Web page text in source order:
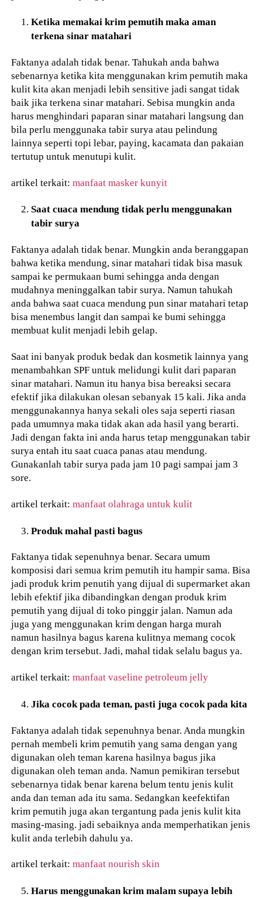
Ketika memakai krim pemutih maka aman
terkena sinar matahari
Faktanya adalah tidak benar. Tahukah anda bahwa
sebenarnya ketika kita menggunakan krim pemutih maka
kulit kita akan menjadi lebih sensitive jadi sangat tidak
baik jika terkena sinar matahari. Sebisa mungkin anda
harus menghindari paparan sinar matahari langsung dan
bila perlu menggunaka tabir surya atau pelindung
lainnya seperti topi lebar, paying, kacamata dan pakaian
tertutup untuk menutupi kulit.
artikel terkait:manfaat masker kunyit
Saat cuaca mendung tidak perlu menggunakan
tabir surya
Faktanya adalah tidak benar. Mungkin anda beranggapan
bahwa ketika mendung, sinar matahari tidak bisa masuk
sampai ke permukaan bumi sehingga anda dengan
mudahnya meninggalkan tabir surya. Namun tahukah
anda bahwa saat cuaca mendung pun sinar matahari tetap
bisa menembus langit dan sampai ke bumi sehingga
membuat kulit menjadi lebih gelap.
Saat ini banyak produk bedak dan kosmetik lainnya yang
menambahkan SPF untuk melidungi kulit dari paparan
sinar matahari. Namun itu hanya bisa bereaksi secara
efektif jika dilakukan olesan sebanyak 15 kali. Jika anda
menggunakannya hanya sekali oles saja seperti riasan
pada umumnya maka tidak akan ada hasil yang berarti.
Jadi dengan fakta ini anda harus tetap menggunakan tabir
surya entah itu saat cuaca panas atau mendung.
Gunakanlah tabir surya pada jam 10 pagi sampai jam 3
sore.
artikel terkait:manfaat olahraga untuk kulit
Produk mahal pasti bagus
Faktanya tidak sepenuhnya benar. Secara umum
komposisi dari semua krim pemutih itu hampir sama. Bisa
jadi produk krim penutih yang dijual di supermarket akan
lebih efektif jika dibandingkan dengan produk krim
pemutih yang dijual di toko pinggir jalan. Namun ada
juga yang menggunakan krim dengan harga murah
namun hasilnya bagus karena kulitnya memang cocok
dengan krim tersebut. Jadi, mahal tidak selalu bagus ya.
artikel terkait:manfaat vaseline petroleum jelly
Jika cocok pada teman, pasti juga cocok pada kita
Faktanya adalah tidak sepenuhnya benar. Anda mungkin
pernah membeli krim pemutih yang sama dengan yang
digunakan oleh teman karena hasilnya bagus jika
digunakan oleh teman anda. Namun pemikiran tersebut
sebenarnya tidak benar karena belum tentu jenis kulit
anda dan teman ada itu sama. Sedangkan keefektifan
krim pemutih juga akan tergantung pada jenis kulit kita
masing-masing. jadi sebaiknya anda memperhatikan jenis
kulit anda terlebih dahulu ya.
artikel terkait:manfaat nourish skin
Harus menggunakan krim malam supaya lebih